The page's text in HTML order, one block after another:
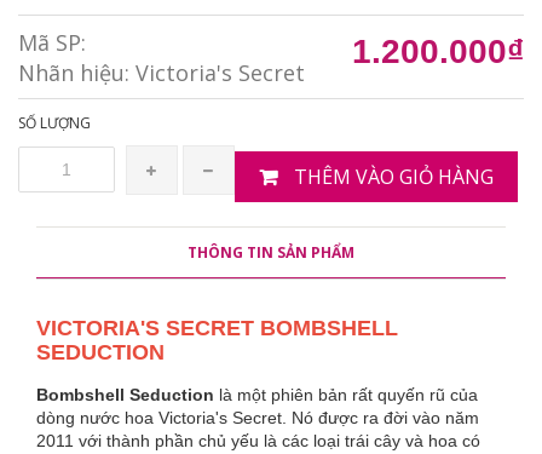
Mã SP:
Nhãn hiệu: Victoria's Secret
1.200.000₫
SỐ LƯỢNG
THÊM VÀO GIỎ HÀNG
THÔNG TIN SẢN PHẨM
VICTORIA'S SECRET BOMBSHELL
SEDUCTION
Bombshell Seduction là một phiên bản rất quyến rũ của
dòng nước hoa Victoria's Secret. Nó được ra đời vào năm
2011 với thành phần chủ yếu là các loại trái cây và hoa có